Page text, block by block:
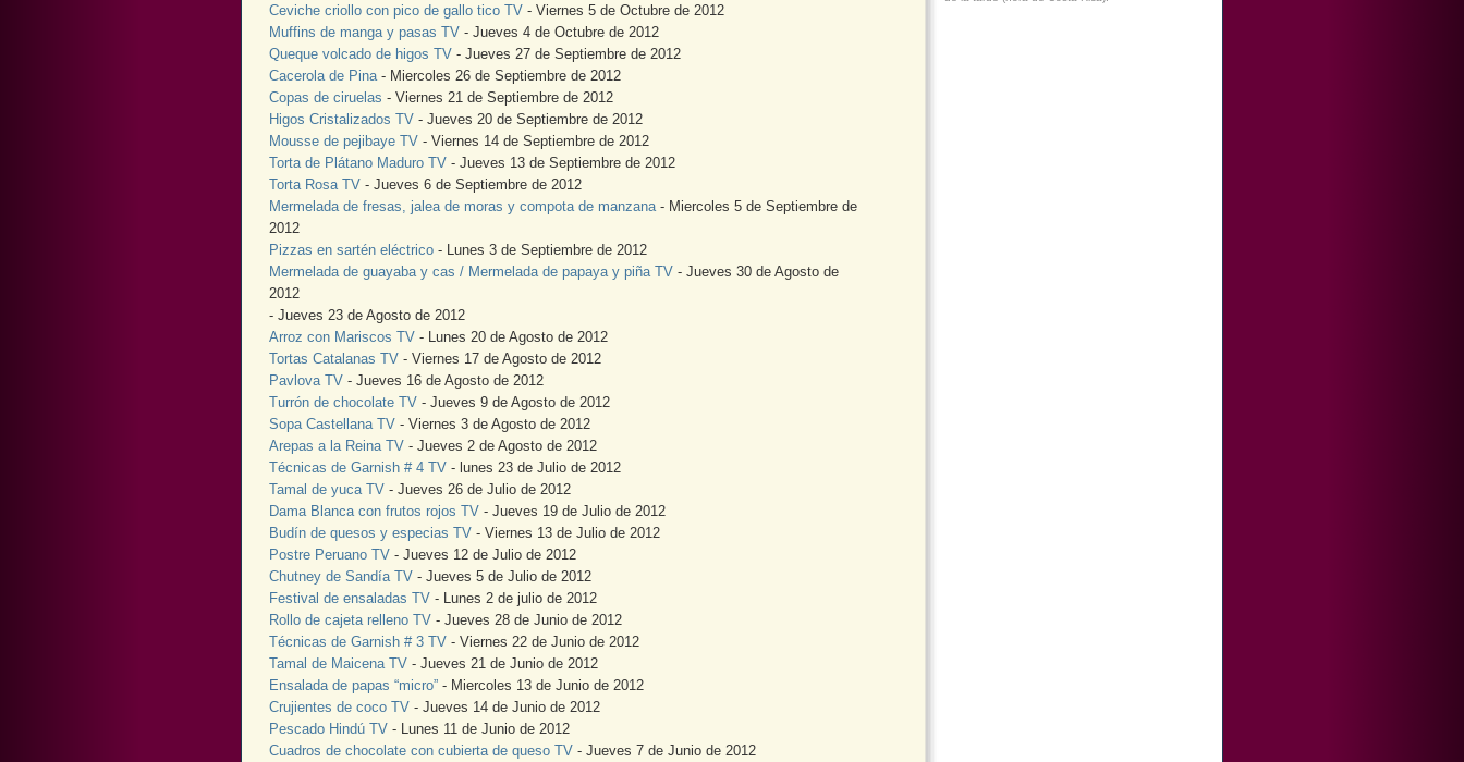
Ceviche criollo con pico de gallo tico TV - Viernes 5 de Octubre de 2012
Muffins de manga y pasas TV - Jueves 4 de Octubre de 2012
Queque volcado de higos TV - Jueves 27 de Septiembre de 2012
Cacerola de Pina- Miercoles 26 de Septiembre de 2012
Copas de ciruelas - Viernes 21 de Septiembre de 2012
Higos Cristalizados TV - Jueves 20 de Septiembre de 2012
Mousse de pejibaye TV - Viernes 14 de Septiembre de 2012
Torta de Plátano Maduro TV - Jueves 13 de Septiembre de 2012
Torta Rosa TV - Jueves 6 de Septiembre de 2012
Mermelada de fresas, jalea de moras y compota de manzana- Miercoles 5 de Septiembre de
2012
Pizzas en sartén eléctrico - Lunes 3 de Septiembre de 2012
Mermelada de guayaba y cas / Mermelada de papaya y piña TV - Jueves 30 de Agosto de
2012
- Jueves 23 de Agosto de 2012
Arroz con Mariscos TV - Lunes 20 de Agosto de 2012
Tortas Catalanas TV - Viernes 17 de Agosto de 2012
Pavlova TV - Jueves 16 de Agosto de 2012
Turrón de chocolate TV - Jueves 9 de Agosto de 2012
Sopa Castellana TV - Viernes 3 de Agosto de 2012
Arepas a la Reina TV - Jueves 2 de Agosto de 2012
Técnicas de Garnish # 4 TV - lunes 23 de Julio de 2012
Tamal de yuca TV - Jueves 26 de Julio de 2012
Dama Blanca con frutos rojos TV - Jueves 19 de Julio de 2012
Budín de quesos y especias TV - Viernes 13 de Julio de 2012
Postre Peruano TV - Jueves 12 de Julio de 2012
Chutney de Sandía TV - Jueves 5 de Julio de 2012
Festival de ensaladas TV - Lunes 2 de julio de 2012
Rollo de cajeta relleno TV - Jueves 28 de Junio de 2012
Técnicas de Garnish # 3 TV - Viernes 22 de Junio de 2012
Tamal de Maicena TV - Jueves 21 de Junio de 2012
Ensalada de papas “micro” - Miercoles 13 de Junio de 2012
Crujientes de coco TV - Jueves 14 de Junio de 2012
Pescado Hindú TV - Lunes 11 de Junio de 2012
Cuadros de chocolate con cubierta de queso TV - Jueves 7 de Junio de 2012